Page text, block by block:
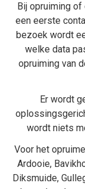
Bij opruiming of
een eerste
bezoek wordt
welke data
opruiming van
Er wordt
wordt niets
Voor het
Ardooie,
Diksmuide,